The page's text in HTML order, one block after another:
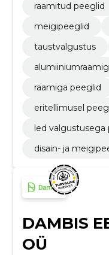
raamitud peeglid
meigipeeglid
taustvalgustus
raamiga peeglid
eritellimusel
led valgustusega
disain- ja
DAMBIS
OÜ